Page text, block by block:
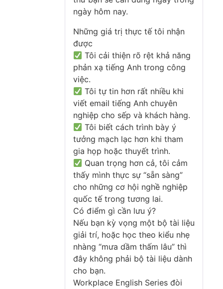
ngày hôm nay.
Những giá trị thực tế tôi nhận
được
Tôi cải thiện rõ rệt khả năng
phản xạ tiếng Anh trong công
việc.
Tôi tự tin hơn rất nhiều khi
viết email tiếng Anh chuyên
nghiệp cho sếp và khách hàng.
Tôi biết cách trình bày ý
tưởng mạch lạc hơn khi tham
gia họp hoặc thuyết trình.
Quan trọng hơn cả, tôi cảm
thấy mình thực sự “sẵn sàng”
cho những cơ hội nghề nghiệp
quốc tế trong tương lai.
Có điểm gì cần lưu ý?
Nếu bạn kỳ vọng một bộ tài liệu
giải trí, hoặc học theo kiểu nhẹ
nhàng “mưa dầm thấm lâu” thì
đây không phải bộ tài liệu dành
cho bạn.
Workplace English Series đòi